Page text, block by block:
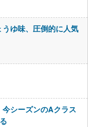
うゆ味、圧倒的に人気
今シーズンのAクラス